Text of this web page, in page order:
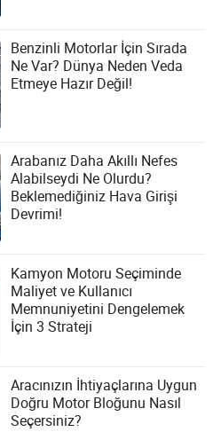
Benzinli Motorlar İçin Sırada
Ne Var? Dünya Neden Veda
Etmeye Hazır Değil!
Arabanız Daha Akıllı Nefes
Alabilseydi Ne Olurdu?
Beklemediğiniz Hava Girişi
Devrimi!
Kamyon Motoru Seçiminde
Maliyet ve Kullanıcı
Memnuniyetini Dengelemek
İçin 3 Strateji
Aracınızın İhtiyaçlarına Uygun
Doğru Motor Bloğunu Nasıl
Seçersiniz?